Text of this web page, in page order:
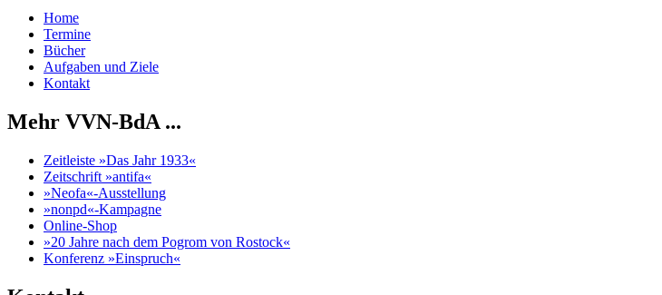
Home
Termine
Bücher
Aufgaben und Ziele
Kontakt
Mehr VVN-BdA ...
Zeitleiste »Das Jahr 1933«
Zeitschrift »antifa«
»Neofa«-Ausstellung
»nonpd«-Kampagne
Online-Shop
»20 Jahre nach dem Pogrom von Rostock«
Konferenz »Einspruch«